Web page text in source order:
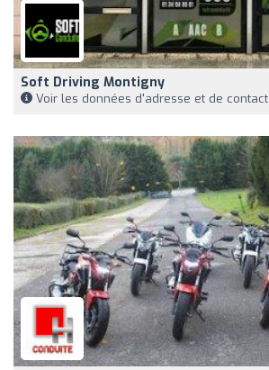
Soft Driving Montigny
Voir les données d'adresse et de contact